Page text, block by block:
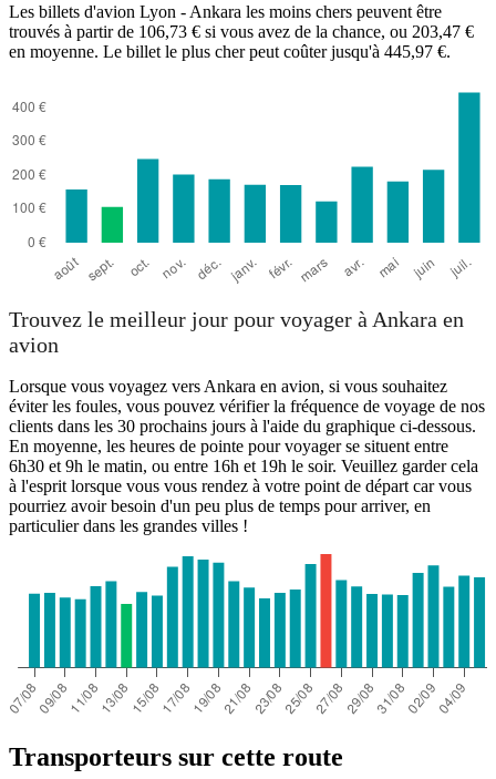
Les billets d'avion Lyon - Ankara les moins chers peuvent être
trouvés à partir de 106,73 € si vous avez de la chance, ou 203,47 €
en moyenne. Le billet le plus cher peut coûter jusqu'à 445,97 €.
Trouvez le meilleur jour pour voyager à Ankara en
avion
Lorsque vous voyagez vers Ankara en avion, si vous souhaitez
éviter les foules, vous pouvez vérifier la fréquence de voyage de nos
clients dans les 30 prochains jours à l'aide du graphique ci-dessous.
En moyenne, les heures de pointe pour voyager se situent entre
6h30 et 9h le matin, ou entre 16h et 19h le soir. Veuillez garder cela
à l'esprit lorsque vous vous rendez à votre point de départ car vous
pourriez avoir besoin d'un peu plus de temps pour arriver, en
particulier dans les grandes villes !
Transporteurs sur cette route